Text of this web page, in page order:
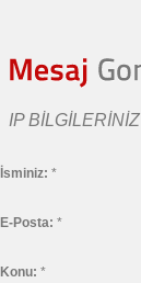
IP
İsminiz: *
E-Posta: *
Konu: *